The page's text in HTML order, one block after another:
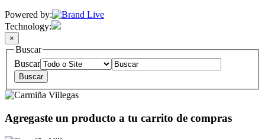
Powered by:
Technology:
×
Buscar
Buscar
Agregaste un producto a tu carrito de compras